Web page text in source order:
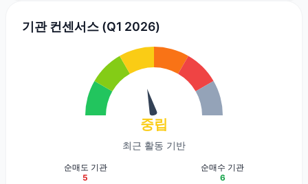
기관 컨센서스 (Q1 2026)
중립
최근 활동 기반
순매도 기관
5
순매수 기관
6